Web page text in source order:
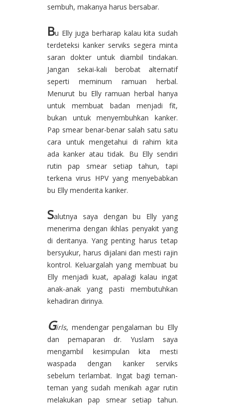
sembuh, makanya harus bersabar.
Bu Elly juga berharap kalau kita sudah
terdeteksi kanker serviks segera minta
saran dokter untuk diambil tindakan.
Jangan sekai-kali berobat alternatif
seperti meminum ramuan herbal.
Menurut bu Elly ramuan herbal hanya
untuk membuat badan menjadi fit,
bukan untuk menyembuhkan kanker.
Pap smear benar-benar salah satu satu
cara untuk mengetahui di rahim kita
ada kanker atau tidak. Bu Elly sendiri
rutin pap smear setiap tahun, tapi
terkena virus HPV yang menyebabkan
bu Elly menderita kanker.
Salutnya saya dengan bu Elly yang
menerima dengan ikhlas penyakit yang
di deritanya. Yang penting harus tetap
bersyukur, harus dijalani dan mesti rajin
kontrol. Keluargalah yang membuat bu
Elly menjadi kuat, apalagi kalau ingat
anak-anak yang pasti membutuhkan
kehadiran dirinya.
Girls, mendengar pengalaman bu Elly
dan pemaparan dr. Yuslam saya
mengambil kesimpulan kita mesti
waspada dengan kanker serviks
sebelum terlambat. Ingat bagi teman-
teman yang sudah menikah agar rutin
melakukan pap smear setiap tahun.